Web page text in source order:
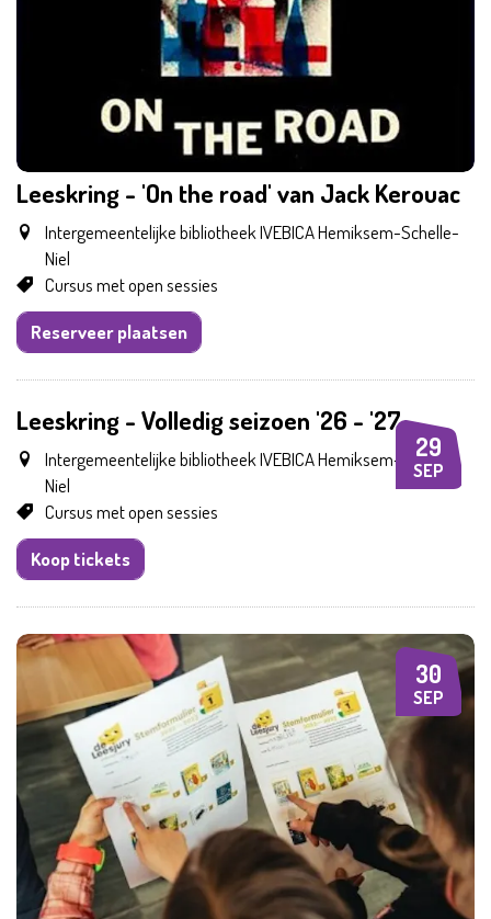
Leeskring - 'On the road' van Jack Kerouac
Intergemeentelijke bibliotheek IVEBICA Hemiksem-Schelle-
Niel
Cursus met open sessies
Reserveer plaatsen
29
SEP
Leeskring - Volledig seizoen '26 - '27
Intergemeentelijke bibliotheek IVEBICA Hemiksem-Schelle-
Niel
Cursus met open sessies
Koop tickets
WO30
SEP